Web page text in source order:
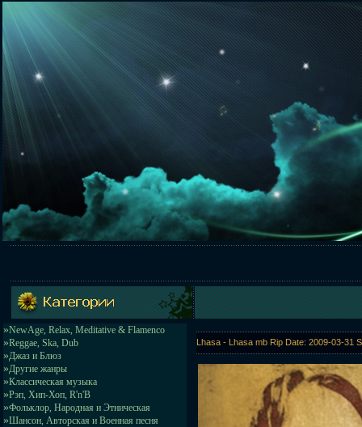
»NewAge, Relax, Meditative & Flamenco
»Reggae, Ska, Dub
»Джаз и Блюз
»Другие жанры
»Классическая музыка
»Рэп, Хип-Хоп, R'n'B
»Фольклор, Народная и Этническая
»Шансон, Авторская и Военная песня
Lhasa - Lhasa mb Rip Date: 2009-03-31